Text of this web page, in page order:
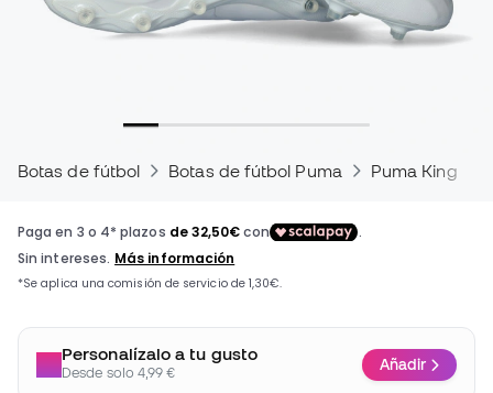
Botas de fútbol Botas de fútbol Puma Puma King
Personalízalo a tu gusto
Desde solo 4,99 € Añadir